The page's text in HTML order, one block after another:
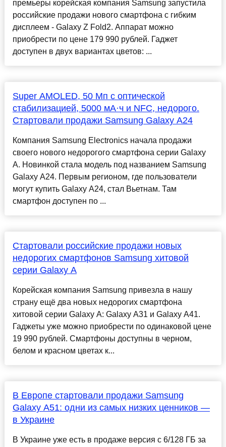
премьеры корейская компания Samsung запустила
российские продажи нового смартфона с гибким
дисплеем - Galaxy Z Fold2. Аппарат можно
приобрести по цене 179 990 рублей. Гаджет
доступен в двух вариантах цветов: ...
Super AMOLED, 50 Мп с оптической
стабилизацией, 5000 мА·ч и NFC, недорого.
Стартовали продажи Samsung Galaxy A24
Компания Samsung Electronics начала продажи
своего нового недорогого смартфона серии Galaxy
A. Новинкой стала модель под названием Samsung
Galaxy A24. Первым регионом, где пользователи
могут купить Galaxy A24, стал Вьетнам. Там
смартфон доступен по ...
Стартовали российские продажи новых
недорогих смартфонов Samsung хитовой
серии Galaxy A
Корейская компания Samsung привезла в нашу
страну ещё два новых недорогих смартфона
хитовой серии Galaxy A: Galaxy A31 и Galaxy A41.
Гаджеты уже можно приобрести по одинаковой цене
19 990 рублей. Смартфоны доступны в черном,
белом и красном цветах к...
В Европе стартовали продажи Samsung
Galaxy A51: одни из самых низких ценников —
в Украине
В Украине уже есть в продаже версия с 6/128 ГБ за